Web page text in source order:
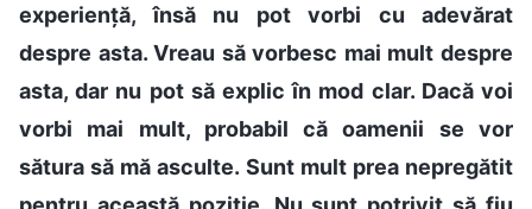
experiență, însă nu pot vorbi cu adevărat
despre asta. Vreau să vorbesc mai mult despre
asta, dar nu pot să explic în mod clar. Dacă voi
vorbi mai mult, probabil că oamenii se vor
sătura să mă asculte. Sunt mult prea nepregătit